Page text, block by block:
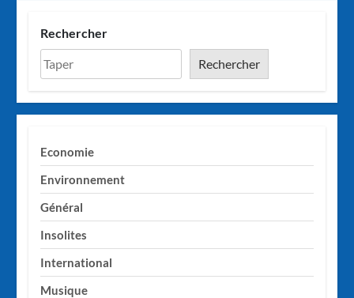
Rechercher
Rechercher
Economie
Environnement
Général
Insolites
International
Musique